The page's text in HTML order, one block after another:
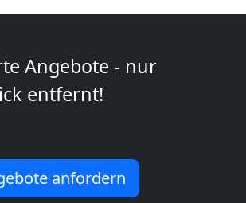
Angebote - nur
entfernt!
anfordern